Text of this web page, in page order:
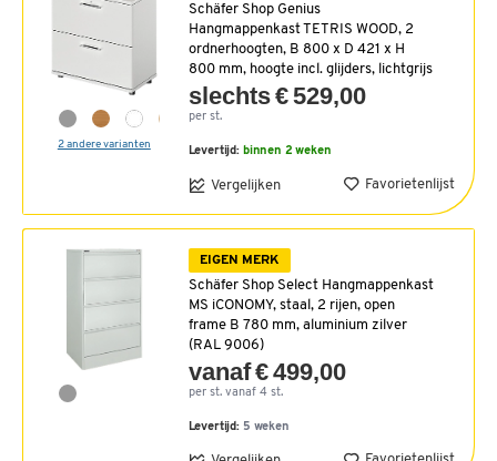
2 andere varianten
Schäfer Shop Genius
Hangmappenkast TETRIS WOOD, 2
ordnerhoogten, B 800 x D 421 x H
800 mm, hoogte incl. glijders, lichtgrijs
slechts € 529,00
per st.
Levertijd: binnen 2 weken
Vergelijken Favorietenlijst
EIGEN MERK
Schäfer Shop Select Hangmappenkast
MS iCONOMY, staal, 2 rijen, open
frame B 780 mm, aluminium zilver
(RAL 9006)
vanaf € 499,00
per st. vanaf 4 st.
Levertijd: 5 weken